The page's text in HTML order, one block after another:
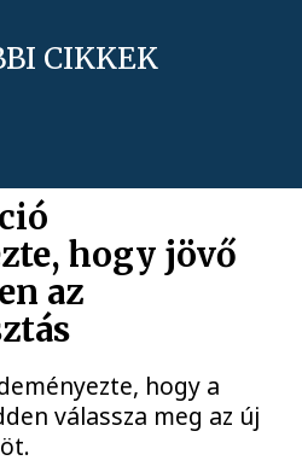
CIKKEK
hogy jövő
az
hogy a
válassza meg az új